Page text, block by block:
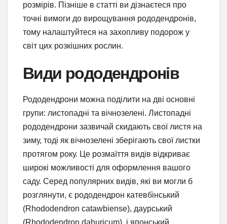
розмірів. Пізніше в статті ви дізнаєтеся про
точні вимоги до вирощування рододендронів,
тому налаштуйтеся на захопливу подорож у
світ цих розкішних рослин.
Види рододендронів
Рододендрони можна поділити на дві основні
групи: листопадні та вічнозелені. Листопадні
рододендрони зазвичай скидають свої листя на
зиму, тоді як вічнозелені зберігають свої листки
протягом року. Це розмаїття видів відкриває
широкі можливості для оформлення вашого
саду. Серед популярних видів, які ви могли б
розглянути, є рододендрон катевбінський
(Rhododendron catawbiense), даурський